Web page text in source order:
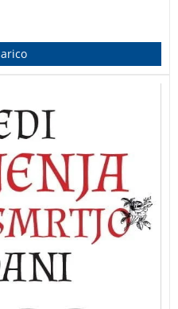
stoletja, prežete z
procesi.